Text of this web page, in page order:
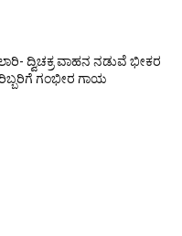
ದ್ವಿಚಕ್ರ ವಾಹನ ನಡುವೆ ಭೀಕರ
ಗಂಭೀರ ಗಾಯ